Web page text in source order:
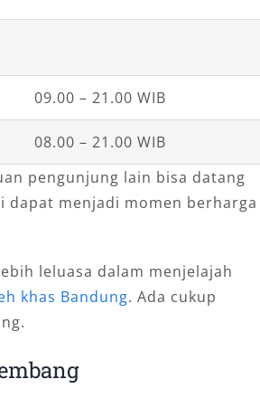
09.00 – 21.00 WIB
08.00 – 21.00 WIB
pengunjung lain bisa datang
dapat menjadi momen berharga
leluasa dalam menjelajah
khas Bandung. Ada cukup